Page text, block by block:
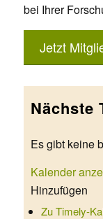
bei Ihrer
Jetzt
Nächste
Es gibt keine
Kalender
Hinzufügen
Zu Timely-